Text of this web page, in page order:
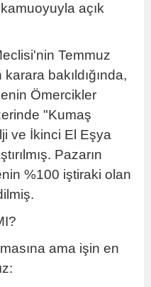
açık
Temmuz
bakıldığında,
Ömercikler
"Kumaş
ve İkinci El Eşya
Pazarın
%100 iştiraki olan
ama işin en